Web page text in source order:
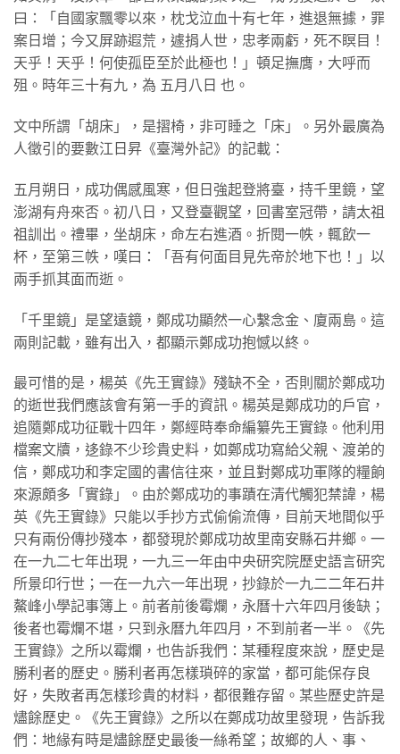
曰：「自國家飄零以來，枕戈泣血十有七年，進退無據，罪
案日增；今又屏跡遐荒，遽捐人世，忠孝兩虧，死不瞑目！
天乎！天乎！何使孤臣至於此極也！」頓足撫膺，大呼而
殂。時年三十有九，為 五月八日 也。
文中所謂「胡床」，是摺椅，非可睡之「床」。另外最廣為
人徵引的要數江日昇《臺灣外記》的記載：
五月朔日，成功偶感風寒，但日強起登將臺，持千里鏡，望
澎湖有舟來否。初八日，又登臺觀望，回書室冠帶，請太祖
祖訓出。禮畢，坐胡床，命左右進酒。折閱一帙，輒飲一
杯，至第三帙，嘆曰：「吾有何面目見先帝於地下也！」以
兩手抓其面而逝。
「千里鏡」是望遠鏡，鄭成功顯然一心繫念金、廈兩島。這
兩則記載，雖有出入，都顯示鄭成功抱憾以終。
最可惜的是，楊英《先王實錄》殘缺不全，否則關於鄭成功
的逝世我們應該會有第一手的資訊。楊英是鄭成功的戶官，
追隨鄭成功征戰十四年，鄭經時奉命編纂先王實錄。他利用
檔案文牘，迻錄不少珍貴史料，如鄭成功寫給父親、渡弟的
信，鄭成功和李定國的書信往來，並且對鄭成功軍隊的糧餉
來源頗多「實錄」。由於鄭成功的事蹟在清代觸犯禁諱，楊
英《先王實錄》只能以手抄方式偷偷流傳，目前天地間似乎
只有兩份傳抄殘本，都發現於鄭成功故里南安縣石井鄉。一
在一九二七年出現，一九三一年由中央研究院歷史語言研究
所景印行世；一在一九六一年出現，抄錄於一九二二年石井
鰲峰小學記事簿上。前者前後霉爛，永曆十六年四月後缺；
後者也霉爛不堪，只到永曆九年四月，不到前者一半。《先
王實錄》之所以霉爛，也告訴我們：某種程度來說，歷史是
勝利者的歷史。勝利者再怎樣瑣碎的家當，都可能保存良
好，失敗者再怎樣珍貴的材料，都很難存留。某些歷史許是
燼餘歷史。《先王實錄》之所以在鄭成功故里發現，告訴我
們：地緣有時是燼餘歷史最後一絲希望；故鄉的人、事、